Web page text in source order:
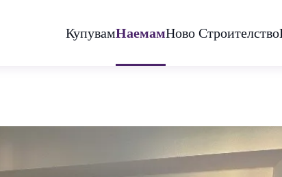
КупувамНаемамНово Строителство